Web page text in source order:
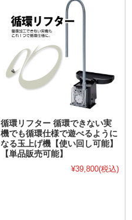
循環リフター 循環できない実
機でも循環仕様で遊べるように
なる玉上げ機【使い回し可能】
【単品販売可能】
¥39,800(税込)